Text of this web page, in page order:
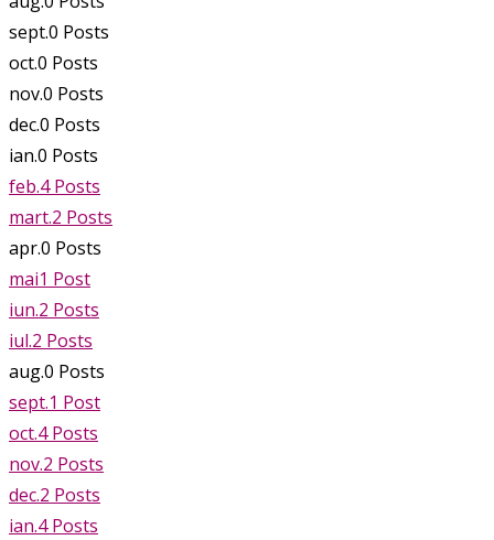
sept.0 Posts
oct.0 Posts
nov.0 Posts
dec.0 Posts
ian.0 Posts
feb.4 Posts
mart.2 Posts
apr.0 Posts
mai1 Post
iun.2 Posts
iul.2 Posts
aug.0 Posts
sept.1 Post
oct.4 Posts
nov.2 Posts
dec.2 Posts
ian.4 Posts